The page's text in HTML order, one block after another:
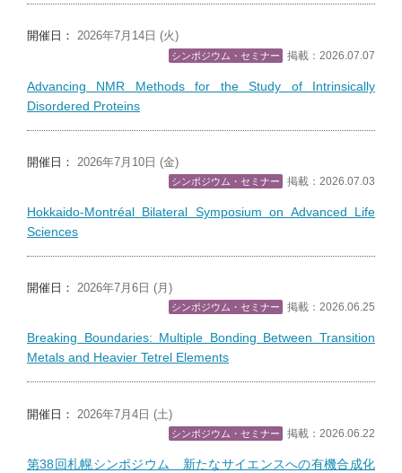
開催日： 2026年7月14日 (火)
シンポジウム・セミナー 掲載：2026.07.07
Advancing NMR Methods for the Study of Intrinsically
Disordered Proteins
開催日： 2026年7月10日 (金)
シンポジウム・セミナー 掲載：2026.07.03
Hokkaido-Montréal Bilateral Symposium on Advanced Life
Sciences
開催日： 2026年7月6日 (月)
シンポジウム・セミナー 掲載：2026.06.25
Breaking Boundaries: Multiple Bonding Between Transition
Metals and Heavier Tetrel Elements
開催日： 2026年7月4日 (土)
シンポジウム・セミナー 掲載：2026.06.22
第38回札幌シンポジウム 新たなサイエンスへの有機合成化